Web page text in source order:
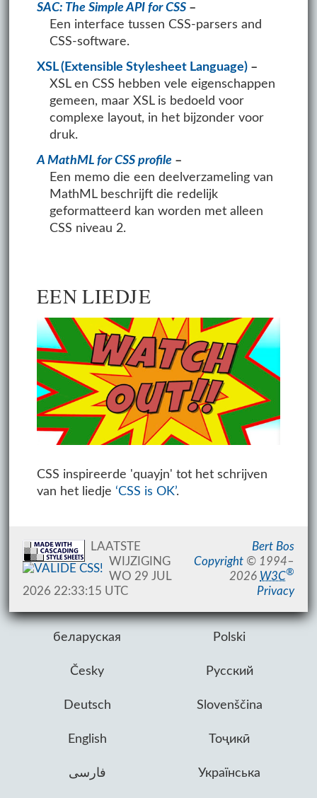
SAC: The Simple API for CSS
Een interface tussen CSS-parsers and
CSS-software.
XSL (Extensible Stylesheet Language)
XSL en CSS hebben vele eigenschappen
gemeen, maar XSL is bedoeld voor
complexe layout, in het bijzonder voor
druk.
A MathML for CSS profile
Een memo die een deelverzameling van
MathML beschrijft die redelijk
geformatteerd kan worden met alleen
CSS niveau 2.
EEN LIEDJE
CSS inspireerde 'quayjn' tot het schrijven
van het liedje ‘CSS is OK’.
Bert Bos
Copyright © 1994–
2026 W3C®
Privacy
LAATSTE
WIJZIGING
WO 29 JUL
2026 22:33:15 UTC
беларуская
Česky
Deutsch
English
فارسی
Polski
Русский
Slovenščina
Тоҷикӣ
Українська